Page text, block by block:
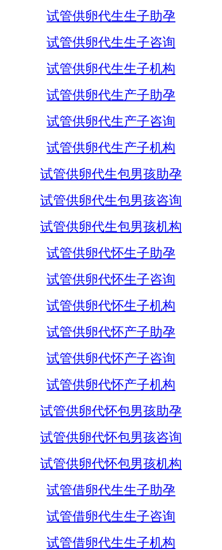
试管供卵代生生子助孕
试管供卵代生生子咨询
试管供卵代生生子机构
试管供卵代生产子助孕
试管供卵代生产子咨询
试管供卵代生产子机构
试管供卵代生包男孩助孕
试管供卵代生包男孩咨询
试管供卵代生包男孩机构
试管供卵代怀生子助孕
试管供卵代怀生子咨询
试管供卵代怀生子机构
试管供卵代怀产子助孕
试管供卵代怀产子咨询
试管供卵代怀产子机构
试管供卵代怀包男孩助孕
试管供卵代怀包男孩咨询
试管供卵代怀包男孩机构
试管借卵代生生子助孕
试管借卵代生生子咨询
试管借卵代生生子机构